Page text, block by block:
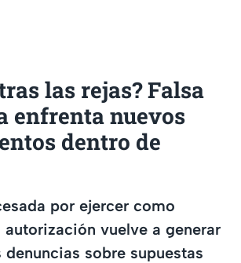
las rejas? Falsa
enfrenta nuevos
dentro de
por ejercer como
vuelve a generar
sobre supuestas